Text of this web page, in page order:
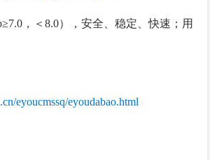
，＜8.0），安全、稳定、快速；用
eyoucmssq/eyoudabao.html